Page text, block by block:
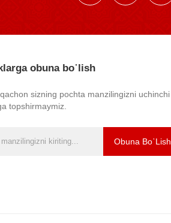
obuna bo᾿lish
sizning pochta manzilingizni uchinchi
topshirmaymiz.
Obuna Bo᾿lish